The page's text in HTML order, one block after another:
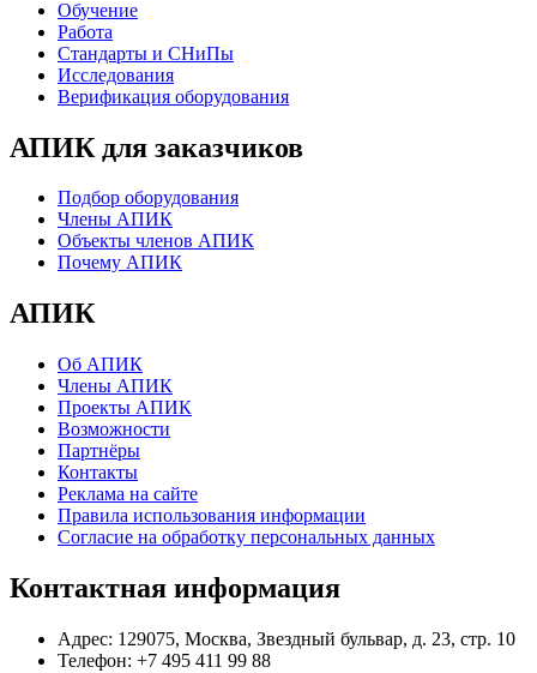
Обучение
Работа
Стандарты и СНиПы
Исследования
Верификация оборудования
АПИК для заказчиков
Подбор оборудования
Члены АПИК
Объекты членов АПИК
Почему АПИК
АПИК
Об АПИК
Члены АПИК
Проекты АПИК
Возможности
Партнёры
Контакты
Реклама на сайте
Правила использования информации
Согласие на обработку персональных данных
Контактная информация
Адрес: 129075, Москва, Звездный бульвар, д. 23, стр. 10
Телефон: +7 495 411 99 88